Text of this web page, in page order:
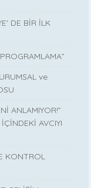
DE BİR İLK
ve
ANLAMIYOR!”
AVCIYI
KONTROL